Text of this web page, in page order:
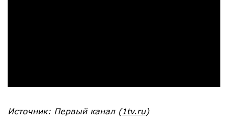
Источник: Первый канал(1tv.ru)